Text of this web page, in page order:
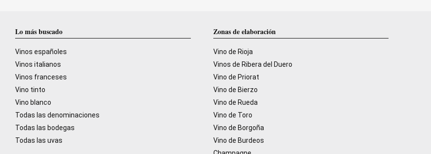
Lo más buscado
Vinos españoles
Vinos italianos
Vinos franceses
Vino tinto
Vino blanco
Todas las denominaciones
Todas las bodegas
Todas las uvas
Zonas de elaboración
Vino de Rioja
Vinos de Ribera del Duero
Vino de Priorat
Vino de Bierzo
Vino de Rueda
Vino de Toro
Vino de Borgoña
Vino de Burdeos